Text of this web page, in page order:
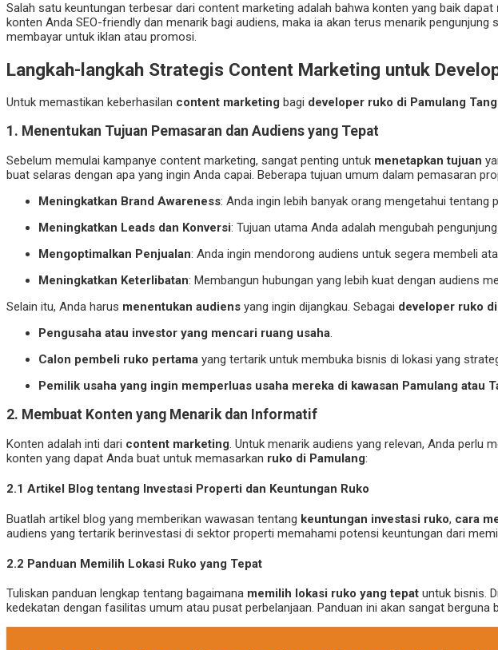
Salah satu keuntungan terbesar dari content marketing adalah bahwa konten yang baik dapat
konten Anda SEO-friendly dan menarik bagi audiens, maka ia akan terus menarik
membayar untuk iklan atau promosi.
Langkah-langkah Strategis Content Marketing untuk
Untuk memastikan keberhasilan content marketing bagi developer ruko di Pamulang
1. Menentukan Tujuan Pemasaran dan Audiens yang Tepat
Sebelum memulai kampanye content marketing, sangat penting untuk menetapkan tujuan
buat selaras dengan apa yang ingin Anda capai. Beberapa tujuan umum dalam pemasaran
Meningkatkan Brand Awareness: Anda ingin lebih banyak orang mengetahui tentang
Meningkatkan Leads dan Konversi: Tujuan utama Anda adalah mengubah
Mengoptimalkan Penjualan: Anda ingin mendorong audiens untuk segera membeli
Meningkatkan Keterlibatan: Membangun hubungan yang lebih kuat dengan audiens
Selain itu, Anda harus menentukan audiens yang ingin dijangkau. Sebagai developer ruko
Pengusaha atau investor yang mencari ruang usaha
Calon pembeli ruko pertama yang tertarik untuk membuka bisnis di lokasi yang
Pemilik usaha yang ingin memperluas usaha mereka di kawasan Pamulang atau
2. Membuat Konten yang Menarik dan Informatif
Konten adalah inti dari content marketing. Untuk menarik audiens yang relevan, Anda perlu
konten yang dapat Anda buat untuk memasarkan ruko di Pamulang:
2.1 Artikel Blog tentang Investasi Properti dan Keuntungan Ruko
Buatlah artikel blog yang memberikan wawasan tentang keuntungan investasi ruko, cara
audiens yang tertarik berinvestasi di sektor properti memahami potensi keuntungan dari
2.2 Panduan Memilih Lokasi Ruko yang Tepat
Tuliskan panduan lengkap tentang bagaimana memilih lokasi ruko yang tepat untuk bisnis.
kedekatan dengan fasilitas umum atau pusat perbelanjaan. Panduan ini akan sangat